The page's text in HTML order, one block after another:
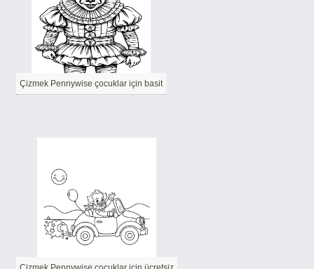
Çizmek Pennywise çocuklar için basit